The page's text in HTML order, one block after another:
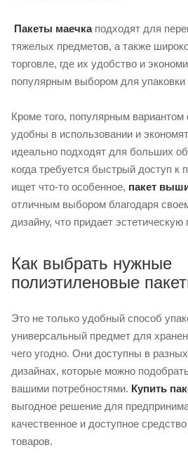
Пакеты маечкаподходят для
тяжелых предметов, а также
торговле, где их удобство и
популярным выбором для упаковки
Кроме того, популярным вариантом
удобны в использовании и
идеально подходят для больших
когда требуется быстрый доступ к
ищет что-то особенное, пакет
отличным выбором благодаря
дизайну, что придает эстетическую
Как выбрать нужные
полиэтиленовые
Это не только удобный способ
универсальный предмет для
чего угодно. Они доступны в
дизайнах, которые можно
вашими потребностями. Купить
выгодное решение для
качественное и доступное
товаров.